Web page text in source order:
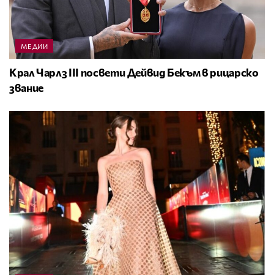
МЕДИИ
Крал Чарлз III посвети Дейвид Бекъм в рицарско
звание